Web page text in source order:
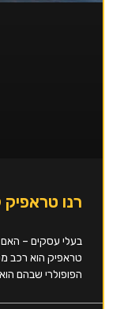
רנו טראפיק
בעלי עסקים –
טראפיק הוא רכב
הפופולרי שבהם